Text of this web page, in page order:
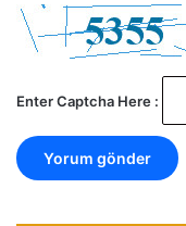
Enter Captcha Here :